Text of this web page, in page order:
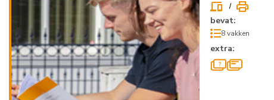
bevat:
8 vakken
extra: